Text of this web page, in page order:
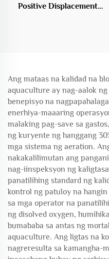
Positive Displacement
Ang mataas na kalidad na
aquaculture ay nag-aalok
benepisyo na
enerhiya-maaaring
malaking pag-save sa
ng kuryente ng hanggang
mga sistema ng aeration.
nakakalilimutan ang
nag-iinspeksyon ng
panatilihing standard ng
kontrol ng patuloy na
sa mga operator na
ng disolved oxygen,
bumababa sa antas ng
aquaculture. Ang ligtas na
nagreresulta sa kamangha-